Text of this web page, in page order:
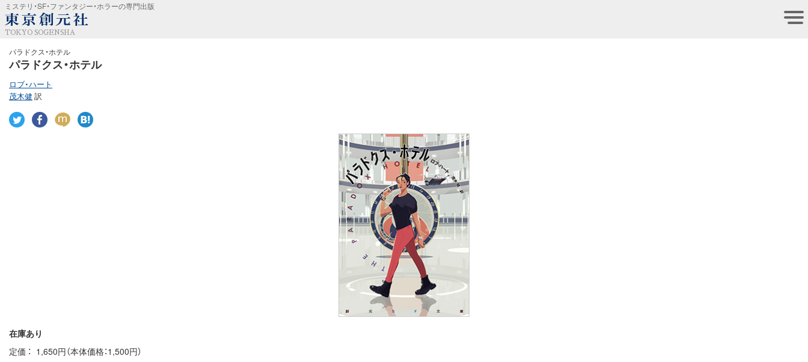
ミステリ・SF・ファンタジー・ホラーの専門出版
TOKYO SOGENSHA
パラドクス・ホテル
パラドクス・ホテル
ロブ・ハート
茂木健 訳
在庫あり
定価
1,650円（本体価格：1,500円）